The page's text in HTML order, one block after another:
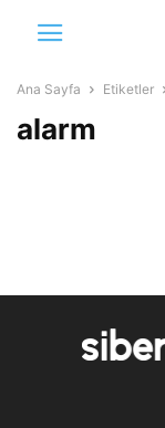
Ana Sayfa Etiketler
alarm